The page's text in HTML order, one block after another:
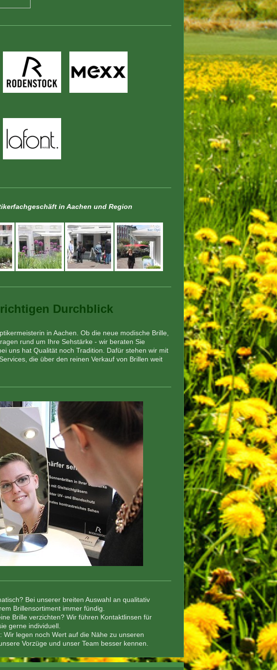
in Aachen und Region
Durchblick
in Aachen. Ob die neue modische Brille,
rund um Ihre Sehstärke - wir beraten Sie
uns hat Qualität noch Tradition. Dafür stehen wir mit
die über den reinen Verkauf von Brillen weit
Bei unserer breiten Auswahl an qualitativ
Brillensortiment immer fündig.
Brille verzichten? Wir führen Kontaktlinsen für
gerne individuell.
legen noch Wert auf die Nähe zu unseren
Vorzüge und unser Team besser kennen.